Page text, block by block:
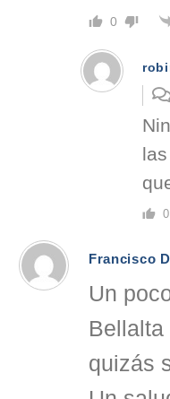
0
0
Francisco
Un
quizás